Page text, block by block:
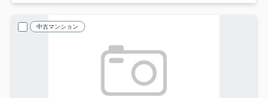
中古マンション